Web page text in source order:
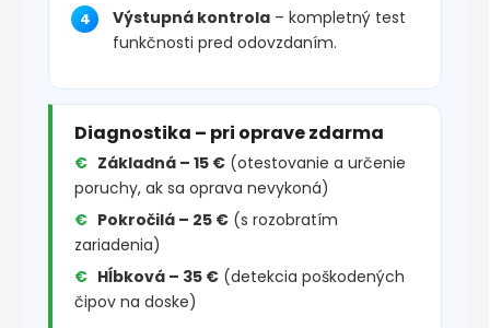
Výstupná kontrola – kompletný test
funkčnosti pred odovzdaním.
Diagnostika – pri oprave zdarma
Základná – 15 € (otestovanie a určenie
poruchy, ak sa oprava nevykoná)
Pokročilá – 25 € (s rozobratím
zariadenia)
Hĺbková – 35 € (detekcia poškodených
čipov na doske)